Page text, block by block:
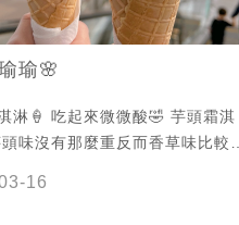
瑜🌸
淋🍦 吃起來微微酸🤣 芋頭霜淇
味沒有那麼重反而香草味比較重
16